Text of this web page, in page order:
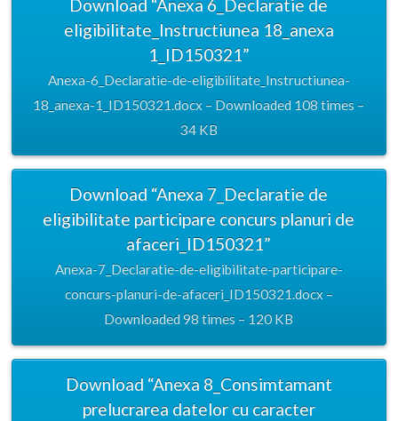
Download “Anexa 6_Declaratie de
eligibilitate_Instructiunea 18_anexa
1_ID150321”
Anexa-6_Declaratie-de-eligibilitate_Instructiunea-
18_anexa-1_ID150321.docx – Downloaded 108 times –
34 KB
Download “Anexa 7_Declaratie de
eligibilitate participare concurs planuri de
afaceri_ID150321”
Anexa-7_Declaratie-de-eligibilitate-participare-
concurs-planuri-de-afaceri_ID150321.docx –
Downloaded 98 times – 120 KB
Download “Anexa 8_Consimtamant
prelucrarea datelor cu caracter